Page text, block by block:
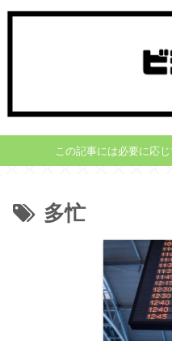
この記事には必要に応
多忙